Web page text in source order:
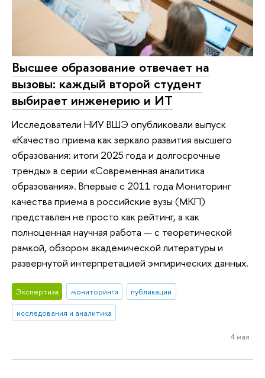
Высшее образование отвечает на
вызовы: каждый второй студент
выбирает инженерию и ИT
Исследователи НИУ ВШЭ опубликовали выпуск
«Качество приема как зеркало развития высшего
образования: итоги 2025 года и долгосрочные
тренды» в серии «Современная аналитика
образования». Впервые с 2011 года Мониторинг
качества приема в российские вузы (МКП)
представлен не просто как рейтинг, а как
полноценная научная работа — с теоретической
рамкой, обзором академической литературы и
развернутой интерпретацией эмпирических данных.
Экспертиза мониторинги
публикации
исследования и аналитика
4 мая